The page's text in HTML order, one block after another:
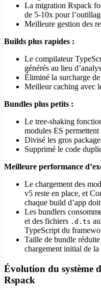
La migration Rspack
de 5-10x pour
Meilleure gestion des
Builds plus rapides :
Le compilateur
générés au lieu
Éliminé la surcharge
Meilleur caching avec
Bundles plus petits :
Le tree-shaking
modules ES permettent
Divisé les gros
Supprimé le code
Meilleure performance
Le chargement des
v5 reste en place, et
chaque build d’app
Les bundlers
et des fichiers .d.ts
TypeScript du
Taille de bundle
chargement initial de la
Évolution du système
Rspack